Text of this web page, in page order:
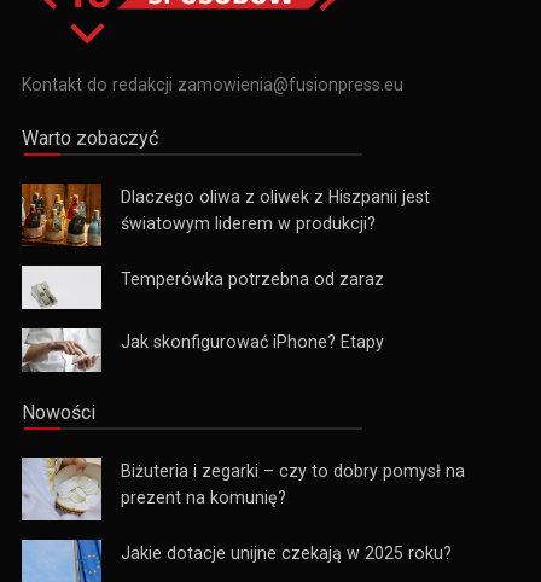
Kontakt do redakcji zamowienia@fusionpress.eu
Warto zobaczyć
Dlaczego oliwa z oliwek z Hiszpanii jest
światowym liderem w produkcji?
Temperówka potrzebna od zaraz
Jak skonfigurować iPhone? Etapy
Nowości
Biżuteria i zegarki – czy to dobry pomysł na
prezent na komunię?
Jakie dotacje unijne czekają w 2025 roku?